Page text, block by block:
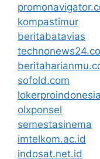
kompastimur
beritabatavias
sofold.com
lokerproindonesia
olxponsel
semestasinema
imtelkom.ac.id
indosat.net.id